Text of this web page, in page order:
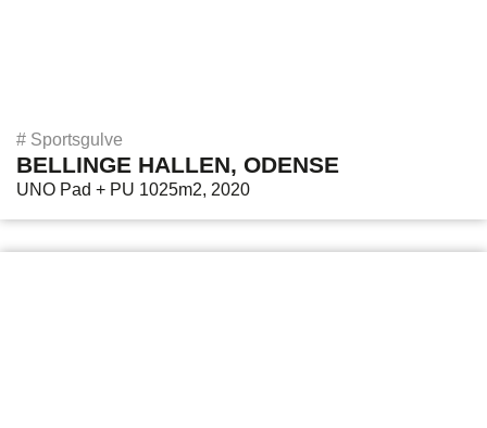
# Sportsgulve
BELLINGE HALLEN, ODENSE
UNO Pad + PU 1025m2, 2020